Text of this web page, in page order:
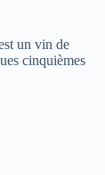
un vin de
cinquièmes